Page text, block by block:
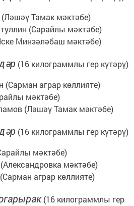
Тамак мәктәбе)
(Сарайлы мәктәбе)
Минзәләбаш мәктәбе)
(16 килограммлы гер күтәрү)
(Сарман аграр көллияте)
мәктәбе)
(Ләшәү Тамак мәктәбе)
(16 килограммлы гер күтәрү)
мәктәбе)
мәктәбе)
аграр көллияте)
(16 килограммлы гер